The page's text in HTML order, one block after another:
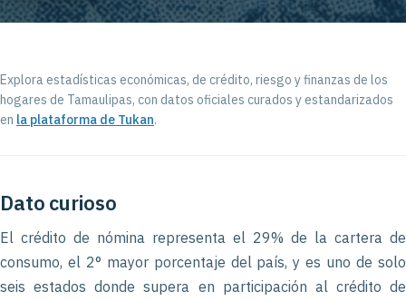
Explora estadísticas económicas, de crédito, riesgo y finanzas de los
hogares de Tamaulipas, con datos oficiales curados y estandarizados
en la plataforma de Tukan.
Dato curioso
El crédito de nómina representa el 29% de la cartera de
consumo, el 2° mayor porcentaje del país, y es uno de solo
seis estados donde supera en participación al crédito de